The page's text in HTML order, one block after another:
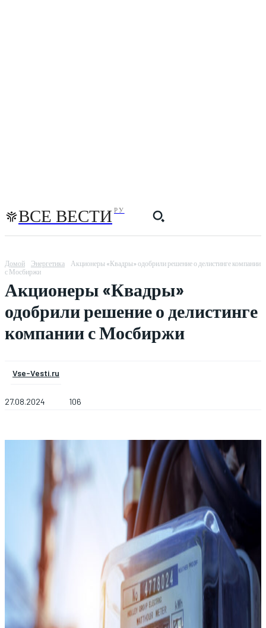
ВСЕ ВЕСТИ РУ
Домой Энергетика
Акционеры «Квадры» одобрили решение о делистинге компании
с Мосбиржи
Акционеры «Квадры»
одобрили решение о делистинге
компании с Мосбиржи
Vse-Vesti.ru
27.08.2024 106